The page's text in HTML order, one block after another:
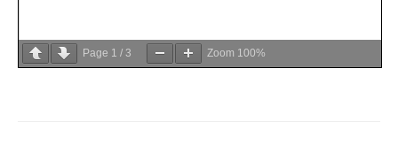
Page 1 / 3 Zoom 100%